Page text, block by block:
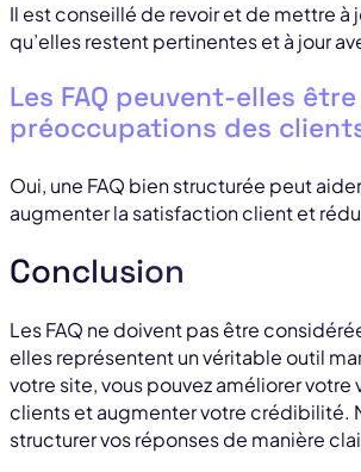
Il est conseillé de revoir et de mettre à
qu’elles restent pertinentes et à jour
Les FAQ peuvent-elles
préoccupations des
Oui, une FAQ bien structurée peut
augmenter la satisfaction client et
Conclusion
Les FAQ ne doivent pas être
elles représentent un véritable outil
votre site, vous pouvez améliorer
clients et augmenter votre crédibilité.
structurer vos réponses de manière